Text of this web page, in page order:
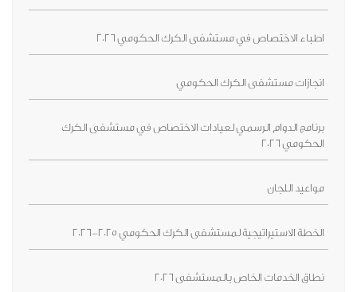
اطباء الاختصاص في مستشفى الكرك الحكومي 2026
انجازات مستشفى الكرك الحكومي
برنامج الدوام الرسمي لعيادات الاختصاص في مستشفى الكرك
الحكومي 2026
مواعيد اللجان
الخطة الاستيراتيجية لمستشفى الكرك الحكومي 2025-2026
نطاق الخدمات الخاص بالمستشفى 2026